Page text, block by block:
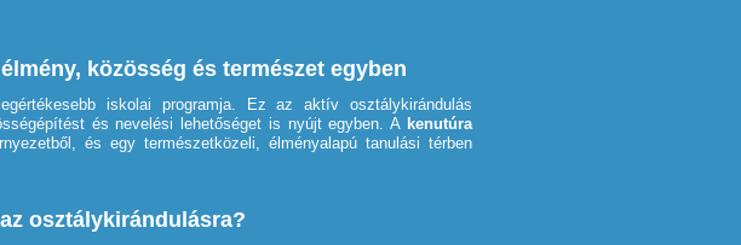
közösség és természet egyben
iskolai programja. Ez az aktív osztálykirándulás
és nevelési lehetőséget is nyújt egyben. A kenutúra
és egy természetközeli, élményalapú tanulási térben
osztálykirándulásra?